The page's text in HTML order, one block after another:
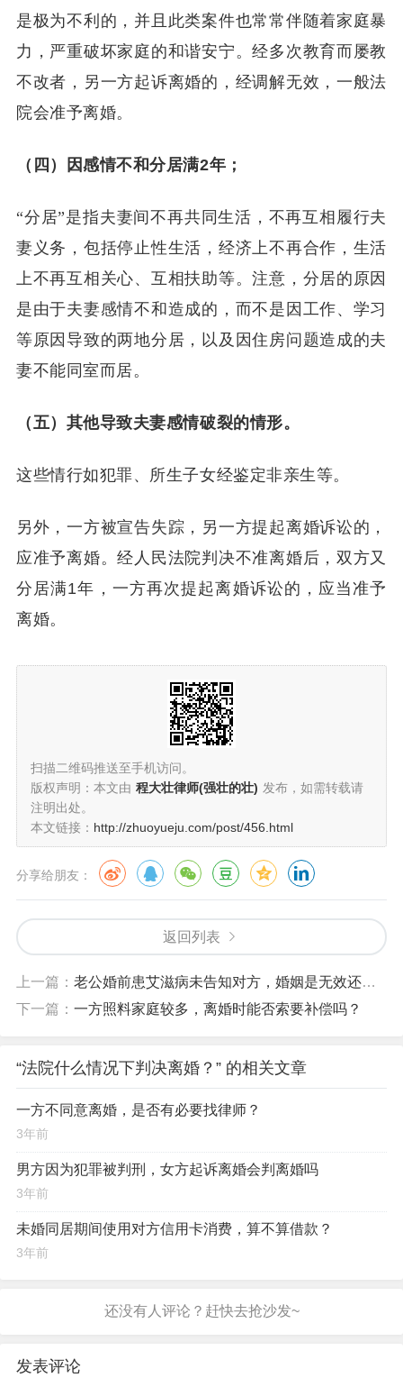
是极为不利的，并且此类案件也常常伴随着家庭暴
力，严重破坏家庭的和谐安宁。经多次教育而屡教
不改者，另一方起诉离婚的，经调解无效，一般法
院会准予离婚。
（四）因感情不和分居满2年；
“分居”是指夫妻间不再共同生活，不再互相履行夫
妻义务，包括停止性生活，经济上不再合作，生活
上不再互相关心、互相扶助等。注意，分居的原因
是由于夫妻感情不和造成的，而不是因工作、学习
等原因导致的两地分居，以及因住房问题造成的夫
妻不能同室而居。
（五）其他导致夫妻感情破裂的情形。
这些情行如犯罪、所生子女经鉴定非亲生等。
另外，一方被宣告失踪，另一方提起离婚诉讼的，
应准予离婚。经人民法院判决不准离婚后，双方又
分居满1年，一方再次提起离婚诉讼的，应当准予
离婚。
扫描二维码推送至手机访问。
版权声明：本文由 程大壮律师(强壮的壮) 发布，如需转载请
注明出处。
本文链接： http://zhuoyueju.com/post/456.html
分享给朋友：
返回列表
上一篇： 老公婚前患艾滋病未告知对方，婚姻是无效还是可撤销
下一篇： 一方照料家庭较多，离婚时能否索要补偿吗？
“法院什么情况下判决离婚？” 的相关文章
一方不同意离婚，是否有必要找律师？
3年前
男方因为犯罪被判刑，女方起诉离婚会判离婚吗
3年前
未婚同居期间使用对方信用卡消费，算不算借款？
3年前
发表评论